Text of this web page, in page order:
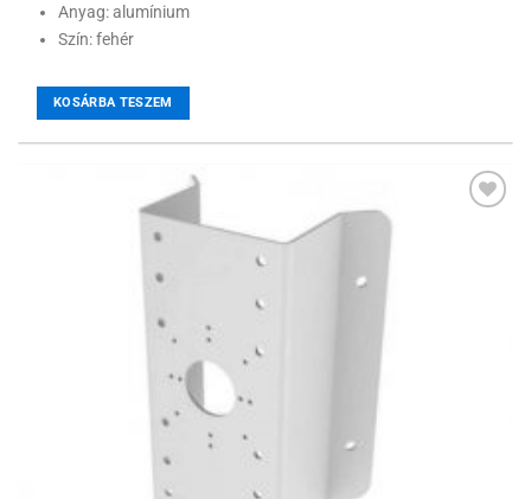
Anyag: alumínium
Szín: fehér
KOSÁRBA TESZEM